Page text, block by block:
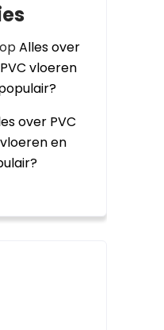
opAlles over
vloeren
over PVC
en